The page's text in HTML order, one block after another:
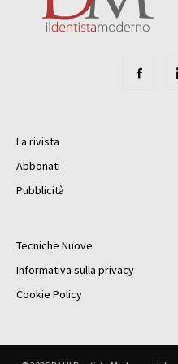
La rivista
Abbonati
Pubblicità
Tecniche Nuove
Informativa sulla privacy
Cookie Policy